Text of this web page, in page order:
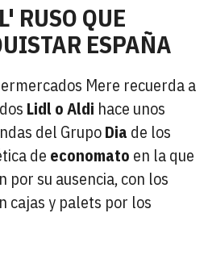
RUSO QUE
ESPAÑA
Mere recuerda a
Lidl o Aldi hace unos
del GrupoDia de los
de economato en la que
su ausencia, con los
cajas y palets por los